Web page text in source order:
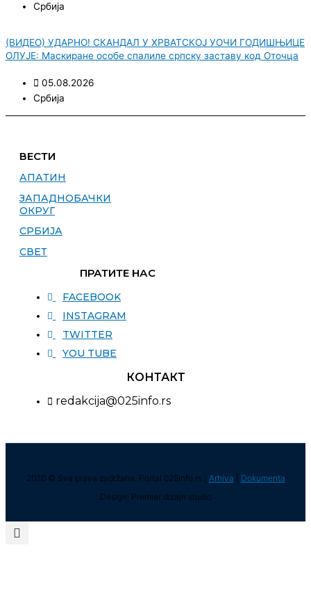
Србија
(ВИДЕО) УДАРНО! СКАНДАЛ У ХРВАТСКОЈ УОЧИ ГОДИШЊИЦЕ
ОЛУЈЕ: Маскиране особе спалиле српску заставу код Оточца
05.08.2026
Србија
ВЕСТИ
АПАТИН
ЗАПАДНОБАЧКИ
ОКРУГ
СРБИЈА
СВЕТ
ПРАТИТЕ НАС
FACEBOOK
INSTAGRAM
TWITTER
YOU TUBE
КОНТАКТ
redakcija@025info.rs
2020 © Sva prava zadržana. Portal 025info.rs | Arhiva
Dokumenta
Design: Premier dizajn studio